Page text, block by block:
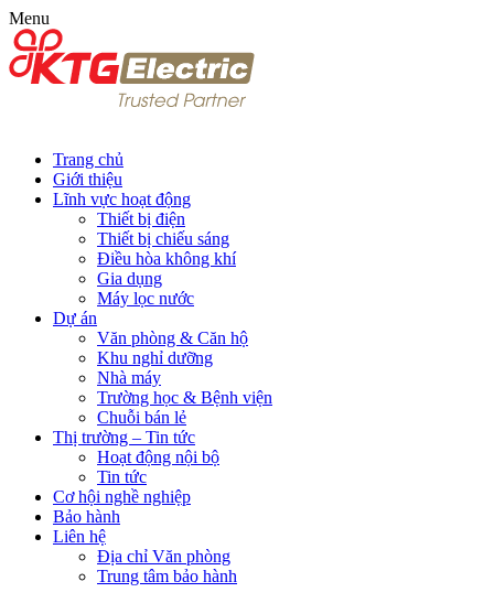
Menu
Trang chủ
Giới thiệu
Lĩnh vực hoạt động
Thiết bị điện
Thiết bị chiếu sáng
Điều hòa không khí
Gia dụng
Máy lọc nước
Dự án
Văn phòng & Căn hộ
Khu nghỉ dưỡng
Nhà máy
Trường học & Bệnh viện
Chuỗi bán lẻ
Thị trường – Tin tức
Hoạt động nội bộ
Tin tức
Cơ hội nghề nghiệp
Bảo hành
Liên hệ
Địa chỉ Văn phòng
Trung tâm bảo hành